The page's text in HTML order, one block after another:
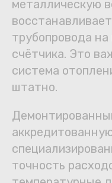
металлическую
трубопровода
счётчика. Это
система
штатно.
точность